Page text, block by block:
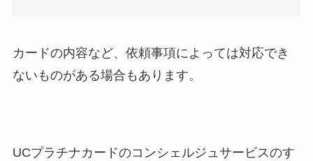
カードの内容など、依頼事項によっては対応でき
ないものがある場合もあります。
UCプラチナカードのコンシェルジュサービスのす